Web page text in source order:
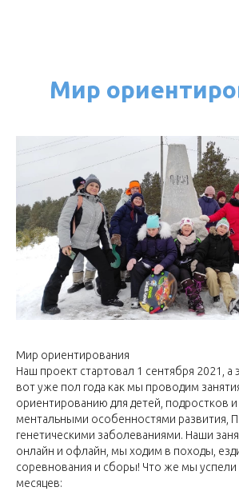
Мир
Мир ориентирования
Наш проект стартовал 1 сентября 2021, а
вот уже пол года как мы проводим
ориентированию для детей, подростков
ментальными особенностями развития,
генетическими заболеваниями. Наши
онлайн и офлайн, мы ходим в походы,
соревнования и сборы! Что же мы успели
месяцев: